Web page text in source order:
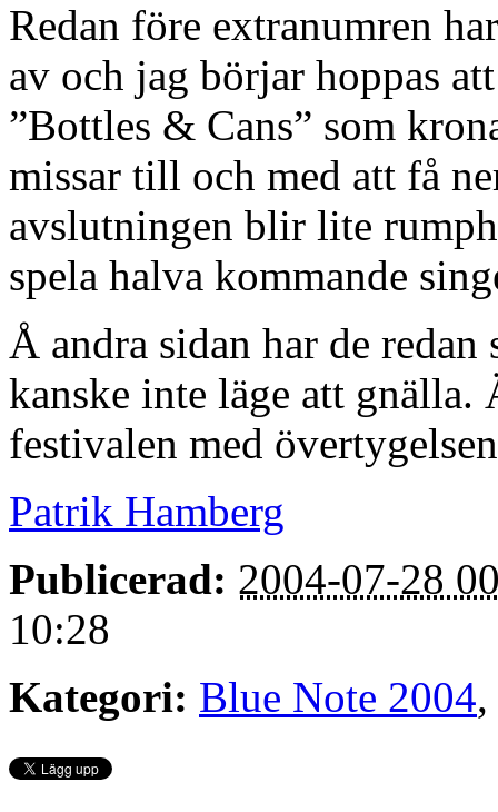
Redan före extranumren
av och jag börjar hoppas
”Bottles & Cans” som
missar till och med att få
avslutningen blir lite
spela halva kommande
Å andra sidan har de
kanske inte läge att gnälla.
festivalen med
Patrik Hamberg
Publicerad: 2004-07-28
10:28
Kategori: Blue Note 2004,